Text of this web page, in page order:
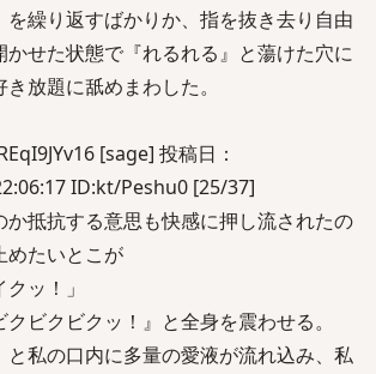
を繰り返すばかりか、指を抜き去り自由
かせた状態で『れるれる』と蕩けた穴に
放題に舐めまわした。
[sage] 投稿日：
ID:kt/Peshu0 [25/37]
か抵抗する意思も快感に押し流されたの
めたいとこが
ッ！」
ビクビクッ！』と全身を震わせる。
と私の口内に多量の愛液が流れ込み、私